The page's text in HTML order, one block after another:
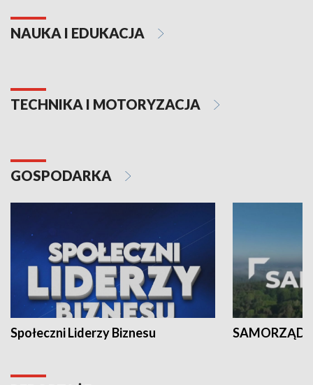
NAUKA I EDUKACJA
TECHNIKA I MOTORYZACJA
GOSPODARKA
Społeczni Liderzy Biznesu SAMORZĄD